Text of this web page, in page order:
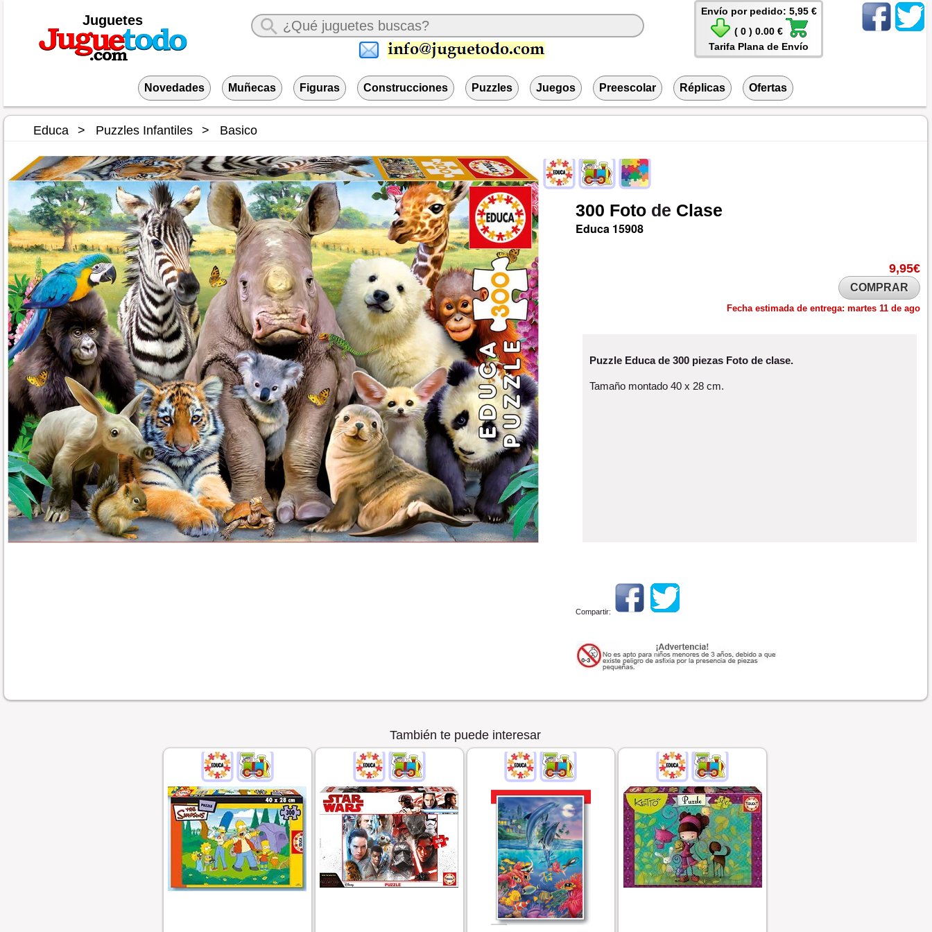
Juguetes
Envío por pedido: 5,95 €
( 0 ) 0.00 €
Tarifa Plana de Envío
Novedades Muñecas Figuras Construcciones Puzzles Juegos Preescolar Réplicas Ofertas
Educa Puzzles Infantiles Basico
300 Foto de Clase
Educa 15908
9,95€
COMPRAR
Fecha estimada de entrega: martes 11 de ago
Puzzle Educa de 300 piezas Foto de clase.
Tamaño montado 40 x 28 cm.
Compartir:
También te puede interesar